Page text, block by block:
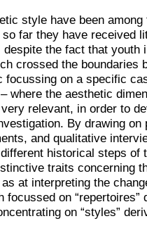
style have been
far they have received
the fact that youth
crossed the boundaries
focussing on a specific
where the aesthetic
relevant, in order to
By drawing
and qualitative
historical steps of
traits concerning
at interpreting the
focussed on
on “styles”